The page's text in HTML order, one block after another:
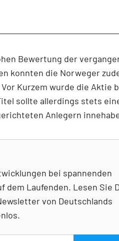
Bewertung der
konnten die Norweger
Kurzem wurde die Aktie
sollte allerdings stets
Anlegern
bei spannenden
dem Laufenden. Lesen Sie
von Deutschlands